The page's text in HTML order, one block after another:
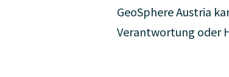
GeoSphere Austria
Verantwortung oder